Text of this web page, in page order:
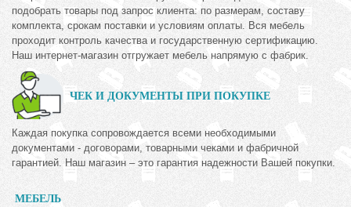
подобрать товары под запрос клиента: по размерам, составу
комплекта, срокам поставки и условиям оплаты. Вся мебель
проходит контроль качества и государственную сертификацию.
Наш интернет-магазин отгружает мебель напрямую с фабрик.
ЧЕК И ДОКУМЕНТЫ ПРИ ПОКУПКЕ
Каждая покупка сопровождается всеми необходимыми
документами - договорами, товарными чеками и фабричной
гарантией. Наш магазин – это гарантия надежности Вашей покупки.
МЕБЕЛЬ